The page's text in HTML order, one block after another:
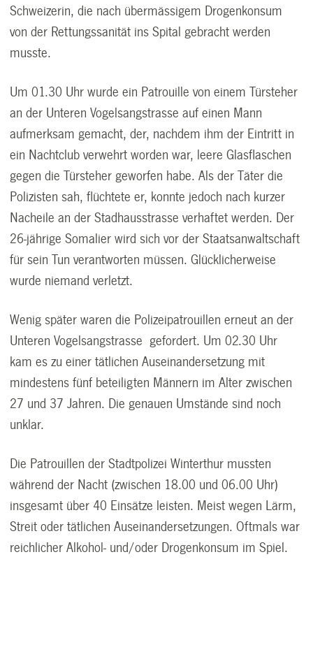
Schweizerin, die nach übermässigem Drogenkonsum
von der Rettungssanität ins Spital gebracht werden
musste.
Um 01.30 Uhr wurde ein Patrouille von einem Türsteher
an der Unteren Vogelsangstrasse auf einen Mann
aufmerksam gemacht, der, nachdem ihm der Eintritt in
ein Nachtclub verwehrt worden war, leere Glasflaschen
gegen die Türsteher geworfen habe. Als der Täter die
Polizisten sah, flüchtete er, konnte jedoch nach kurzer
Nacheile an der Stadhausstrasse verhaftet werden. Der
26-jährige Somalier wird sich vor der Staatsanwaltschaft
für sein Tun verantworten müssen. Glücklicherweise
wurde niemand verletzt.
Wenig später waren die Polizeipatrouillen erneut an der
Unteren Vogelsangstrasse gefordert. Um 02.30 Uhr
kam es zu einer tätlichen Auseinandersetzung mit
mindestens fünf beteiligten Männern im Alter zwischen
27 und 37 Jahren. Die genauen Umstände sind noch
unklar.
Die Patrouillen der Stadtpolizei Winterthur mussten
während der Nacht (zwischen 18.00 und 06.00 Uhr)
insgesamt über 40 Einsätze leisten. Meist wegen Lärm,
Streit oder tätlichen Auseinandersetzungen. Oftmals war
reichlicher Alkohol- und/oder Drogenkonsum im Spiel.